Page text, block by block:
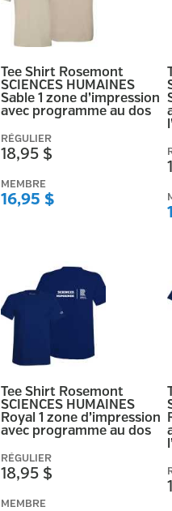
Tee Shirt Rosemont
SCIENCES HUMAINES
Sable 1 zone d’impression
avec programme au dos
RÉGULIER
18,95 $
MEMBRE
16,95 $
Tee Shirt Rosemont
SCIENCES HUMAINES
Royal 1 zone d’impression
avec programme au dos
RÉGULIER
18,95 $
MEMBRE